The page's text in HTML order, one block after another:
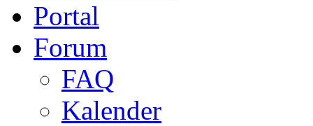
Portal
Forum
FAQ
Kalender